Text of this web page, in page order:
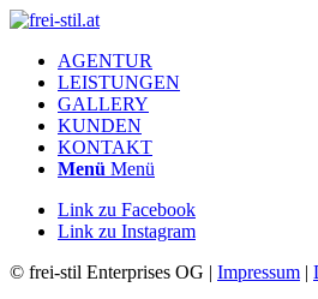
AGENTUR
LEISTUNGEN
GALLERY
KUNDEN
KONTAKT
Menü Menü
Link zu Facebook
Link zu Instagram
© frei-stil Enterprises OG | Impressum |